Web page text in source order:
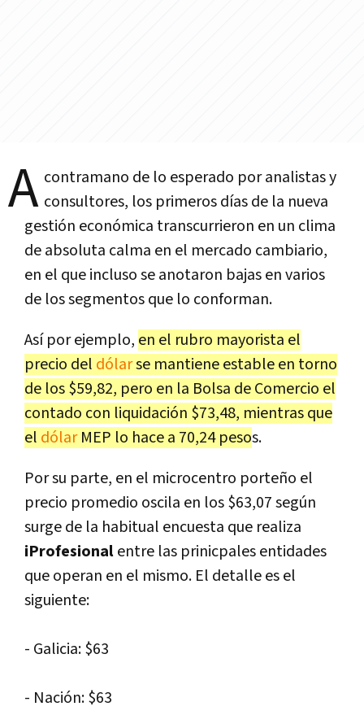
A contramano de lo esperado por analistas y
consultores, los primeros días de la nueva
gestión económica transcurrieron en un clima
de absoluta calma en el mercado cambiario,
en el que incluso se anotaron bajas en varios
de los segmentos que lo conforman.
Así por ejemplo, en el rubro mayorista el
precio del dólarse mantiene estable en torno
de los $59,82, pero en la Bolsa de Comercio el
contado con liquidación $73,48, mientras que
el dólarMEP lo hace a 70,24 pesos.
Por su parte, en el microcentro porteño el
precio promedio oscila en los $63,07 según
surge de la habitual encuesta que realiza
iProfesionalentre las prinicpales entidades
que operan en el mismo. El detalle es el
siguiente:
- Galicia: $63
- Nación: $63